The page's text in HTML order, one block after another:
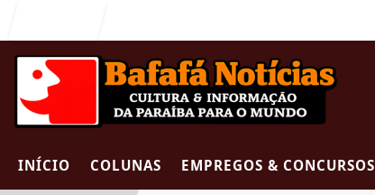
INÍCIO COLUNAS EMPREGOS & CONCURSOS